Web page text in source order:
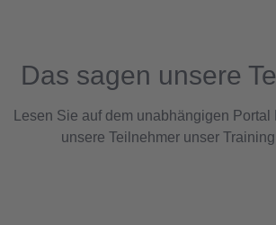
Das sagen unsere
Lesen Sie auf dem unabhängigen
unsere Teilnehmer unser